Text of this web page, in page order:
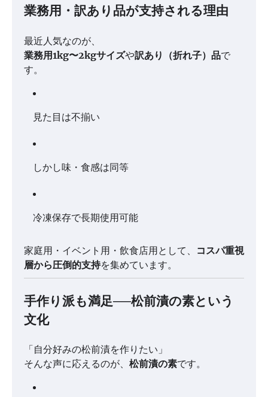
業務用・訳あり品が支持される理由
最近人気なのが、
業務用1kg〜2kgサイズや訳あり（折れ子）品で
す。
見た目は不揃い
しかし味・食感は同等
冷凍保存で長期使用可能
家庭用・イベント用・飲食店用として、 コスパ重視
層から圧倒的支持を集めています。
手作り派も満足──松前漬の素という
文化
「自分好みの松前漬を作りたい」
そんな声に応えるのが、 松前漬の素です。